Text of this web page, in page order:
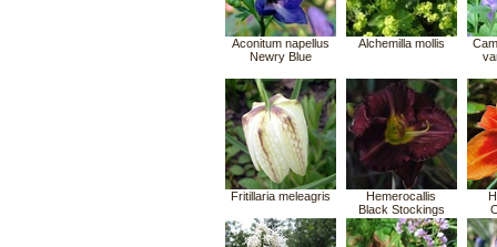
Aconitum napellus
Newry Blue
Alchemilla mollis
Fritillaria meleagris
Hemerocallis
Black Stockings